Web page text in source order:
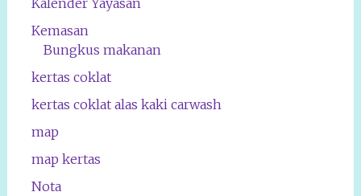
Kemasan
Bungkus makanan
kertas coklat
kertas coklat alas kaki carwash
map
map kertas
Nota